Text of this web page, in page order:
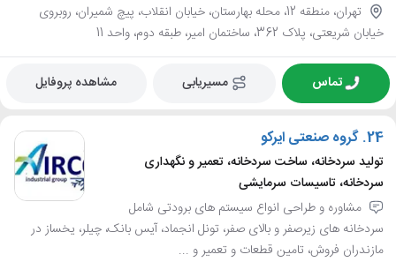
تهران، منطقه 12، محله بهارستان، خیابان انقلاب، پیچ شمیران، روبروی
خیابان شریعتی، پلاک 362، ساختمان امیر، طبقه دوم، واحد 11
تماس مسیریابی مشاهده پروفایل
24. گروه صنعتی ایرکو
تولید سردخانه، ساخت سردخانه، تعمیر و نگهداری
سردخانه، تاسیسات سرمایشی
مشاوره و طراحی انواع سیستم های برودتی شامل
سردخانه های زیرصفر و بالای صفر، تونل انجماد، آیس بانک، چیلر، یخساز در
مازندران فروش، تامین قطعات و تعمیر و ...